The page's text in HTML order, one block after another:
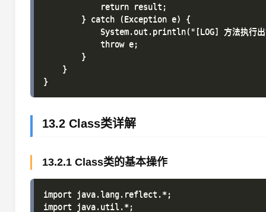
13.2 Class类详解
13.2.1 Class类的基本操作
import java.lang.reflect.*;
import java.util.*;